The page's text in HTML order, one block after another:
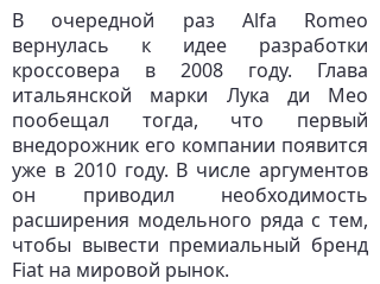
В очередной раз Alfa Romeo
вернулась к идее разработки
кроссовера в 2008 году. Глава
итальянской марки Лука ди Мео
пообещал тогда, что первый
внедорожник его компании появится
уже в 2010 году. В числе аргументов
он приводил необходимость
расширения модельного ряда с тем,
чтобы вывести премиальный бренд
Fiat на мировой рынок.